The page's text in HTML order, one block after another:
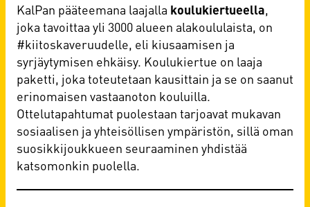
KalPan pääteemana laajalla koulukiertueella,
joka tavoittaa yli 3000 alueen alakoululaista, on
#kiitoskaveruudelle, eli kiusaamisen ja
syrjäytymisen ehkäisy. Koulukiertue on laaja
paketti, joka toteutetaan kausittain ja se on saanut
erinomaisen vastaanoton kouluilla.
Ottelutapahtumat puolestaan tarjoavat mukavan
sosiaalisen ja yhteisöllisen ympäristön, sillä oman
suosikkijoukkueen seuraaminen yhdistää
katsomonkin puolella.